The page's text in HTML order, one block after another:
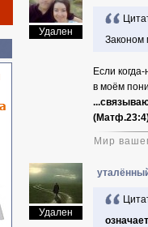
Удален
Законом
Если
в моём
Мир
Удален